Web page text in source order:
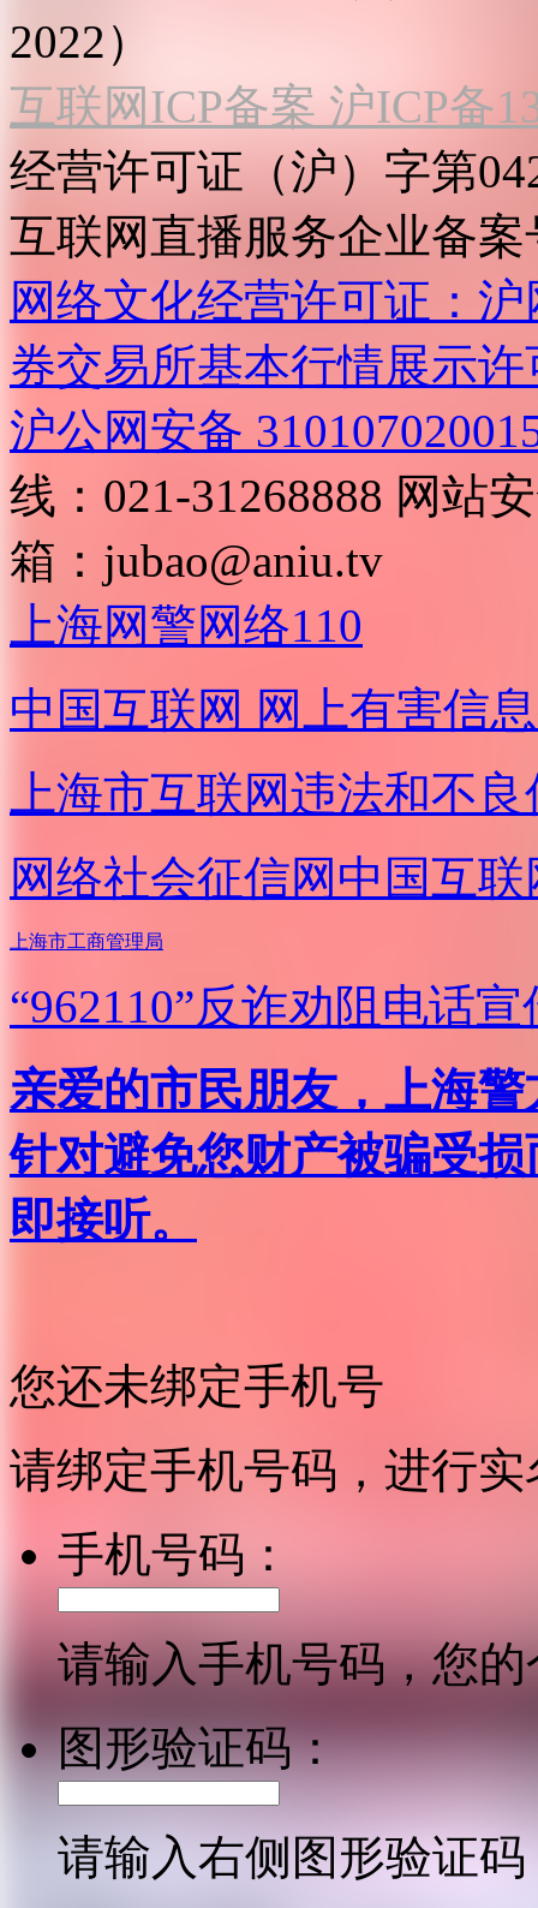
2022）
互联网ICP备案 沪ICP备
经营许可证（沪）字第
互联网直播服务企业备案
网络文化经营许可证：
券交易所基本行情展示许
沪公网安备
线：021-31268888 网站
箱： jubao@aniu.tv
上海网警网络110
中国互联网 网上有害信
上海市互联网违法和不
网络社会征信网 中国互
上海市工商管理局
“962110”反诈劝阻电话宣
亲爱的市民朋友，上海
针对避免您财产被骗受
即接听。
您还未绑定手机号
请绑定手机号码，进行
手机号码：
请输入手机号码，您
图形验证码：
请输入右侧图形验证码